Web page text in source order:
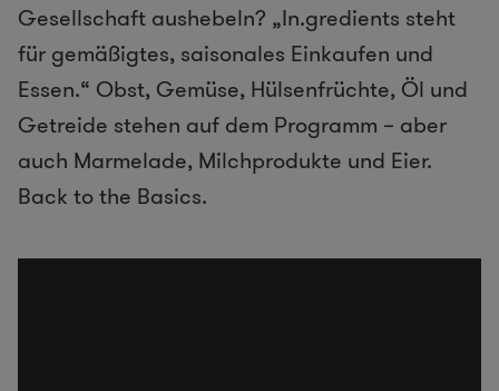
Gesellschaft aushebeln? „In.gredients steht
für gemäßigtes, saisonales Einkaufen und
Essen.“ Obst, Gemüse, Hülsenfrüchte, Öl und
Getreide stehen auf dem Programm – aber
auch Marmelade, Milchprodukte und Eier.
Back to the Basics.